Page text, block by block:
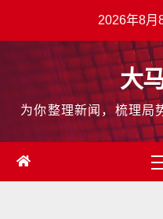
2026年8月
大
为你整理新闻，梳理局